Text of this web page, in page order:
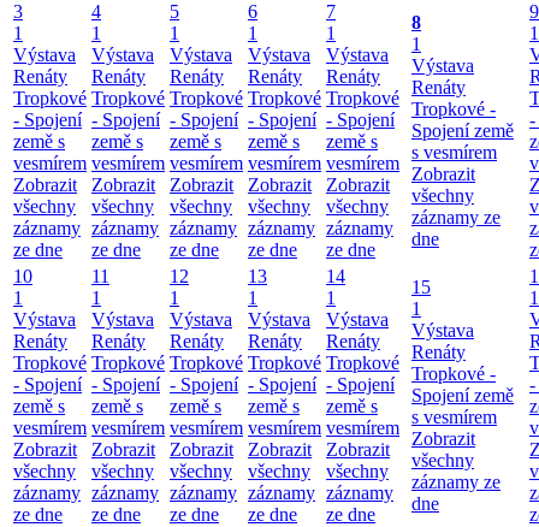
3
1
Výstava
Renáty
Tropkové
- Spojení
země s
vesmírem
Zobrazit
všechny
záznamy
ze dne
4
1
Výstava
Renáty
Tropkové
- Spojení
země s
vesmírem
Zobrazit
všechny
záznamy
ze dne
5
1
Výstava
Renáty
Tropkové
- Spojení
země s
vesmírem
Zobrazit
všechny
záznamy
ze dne
6
1
Výstava
Renáty
Tropkové
- Spojení
země s
vesmírem
Zobrazit
všechny
záznamy
ze dne
7
1
Výstava
Renáty
Tropkové
- Spojení
země s
vesmírem
Zobrazit
všechny
záznamy
ze dne
8
1
Výstava
Renáty
Tropkové -
Spojení země
s vesmírem
Zobrazit
všechny
záznamy ze
dne
9
1
-
10
1
Výstava
Renáty
Tropkové
- Spojení
země s
vesmírem
Zobrazit
všechny
záznamy
ze dne
11
1
Výstava
Renáty
Tropkové
- Spojení
země s
vesmírem
Zobrazit
všechny
záznamy
ze dne
12
1
Výstava
Renáty
Tropkové
- Spojení
země s
vesmírem
Zobrazit
všechny
záznamy
ze dne
13
1
Výstava
Renáty
Tropkové
- Spojení
země s
vesmírem
Zobrazit
všechny
záznamy
ze dne
14
1
Výstava
Renáty
Tropkové
- Spojení
země s
vesmírem
Zobrazit
všechny
záznamy
ze dne
15
1
Výstava
Renáty
Tropkové -
Spojení země
s vesmírem
Zobrazit
všechny
záznamy ze
dne
1
-